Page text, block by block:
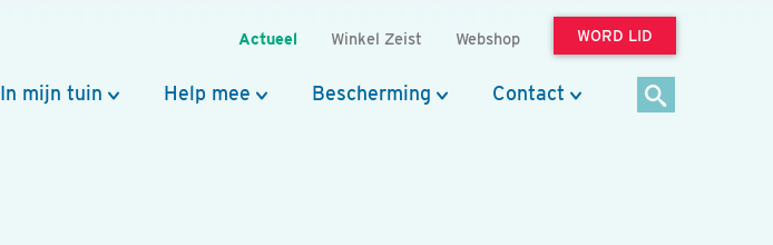
Actueel Winkel Zeist Webshop WORD LID
In mijn tuin Help mee Bescherming Contact